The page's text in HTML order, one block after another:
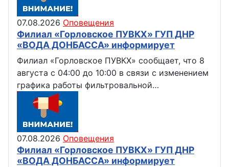
07.08.2026 Оповещения
Филиал «Горловское ПУВКХ» ГУП ДНР
«ВОДА ДОНБАССА» информирует
Филиал «Горловское ПУВКХ» сообщает, что 8
августа с 04:00 до 10:00 в связи с изменением
графика работы фильтровальной…
07.08.2026 Оповещения
Филиал «Горловское ПУВКХ» ГУП ДНР
«ВОДА ДОНБАССА» информирует